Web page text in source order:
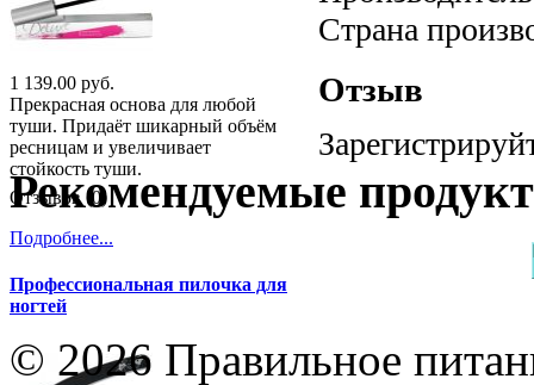
Страна
Отзыв
1 139.00 руб.
Прекрасная основа для любой
туши. Придаёт шикарный объём
ресницам и увеличивает
стойкость туши.
Отзывов (0)
Подробнее...
Профессиональная пилочка для
ногтей
Рекомендуемые
© 2026 Правильное